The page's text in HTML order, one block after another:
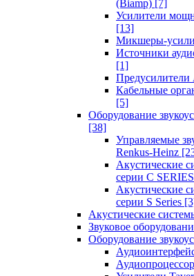
(Biamp) [7]
Усилители
[13]
Микшеры-
Источники
[1]
Предусилители
Кабельные
[5]
Оборудование
[38]
Управляемые
Renkus-Heinz
Акустические
серии C SERIES
Акустические
серии S Series
Акустические
Звуковое
Оборудование